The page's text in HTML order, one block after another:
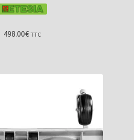
498.00€ TTC